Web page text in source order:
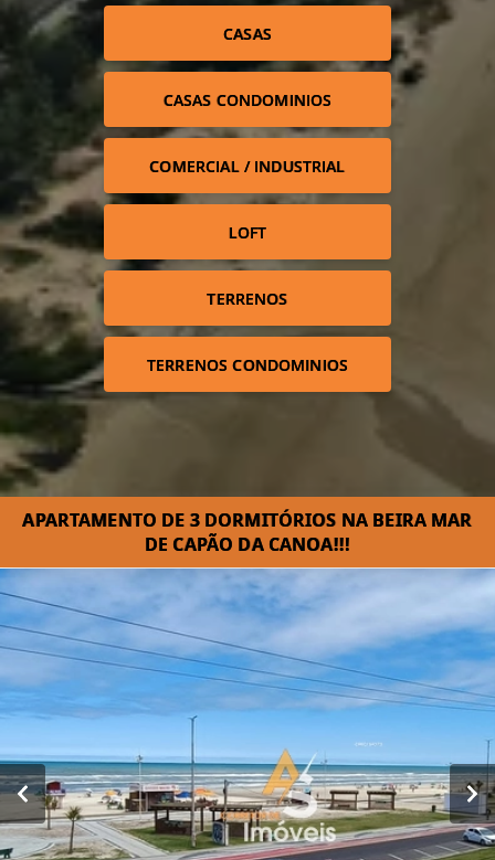
CASAS
CASAS CONDOMINIOS
COMERCIAL / INDUSTRIAL
LOFT
TERRENOS
TERRENOS CONDOMINIOS
APARTAMENTO DE 3 DORMITÓRIOS NA BEIRA MAR
DE CAPÃO DA CANOA!!!